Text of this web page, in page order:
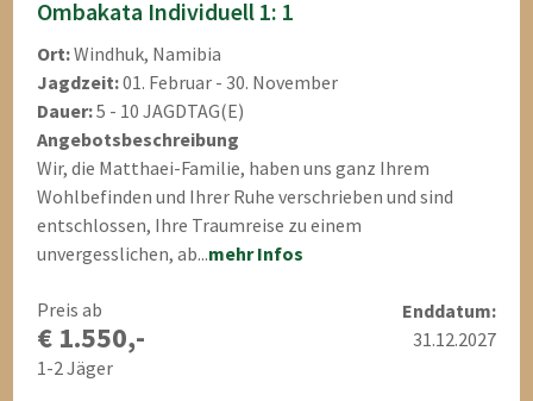
Ombakata Individuell 1: 1
Ort:Windhuk, Namibia
Jagdzeit:01. Februar - 30. November
Dauer:5 - 10 JAGDTAG(E)
Angebotsbeschreibung
Wir, die Matthaei-Familie, haben uns ganz Ihrem
Wohlbefinden und Ihrer Ruhe verschrieben und sind
entschlossen, Ihre Traumreise zu einem
unvergesslichen, ab...mehr Infos
Preis ab
€ 1.550,-
1-2 Jäger
Enddatum:
31.12.2027